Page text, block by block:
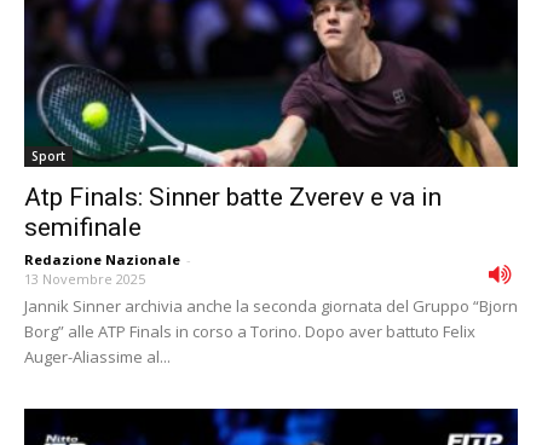
Sport
Atp Finals: Sinner batte Zverev e va in
semifinale
Redazione Nazionale -
13 Novembre 2025
Jannik Sinner archivia anche la seconda giornata del Gruppo “Bjorn
Borg” alle ATP Finals in corso a Torino. Dopo aver battuto Felix
Auger-Aliassime al...